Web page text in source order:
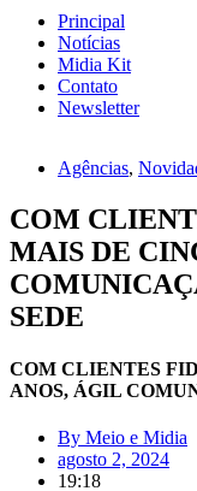
Principal
Notícias
Midia Kit
Contato
Newsletter
Agências,
COM
MAIS DE
SEDE
COM CLIENTES
ANOS, ÁGIL
By Meio e Midia
agosto 2, 2024
19:18